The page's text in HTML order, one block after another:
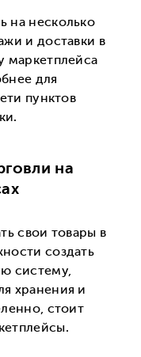
на несколько
и доставки в
маркетплейса
для
пунктов
на
свои товары в
создать
систему,
хранения и
стоит